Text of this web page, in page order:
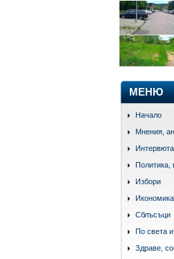
МЕНЮ
Начало
Мнения,
Интервюта
Политика,
Избори
Икономика
Сблъсъци
По света
Здраве,